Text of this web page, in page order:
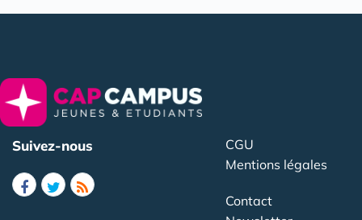
Suivez-nous
CGU
Mentions légales
Contact